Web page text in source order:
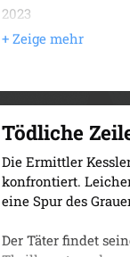
2023
während der
Julia geführten
an Szenen aus
sowohl den
untersuchen
droht die
verbergen scheint.
Tödliche
Die Ermittler
konfrontiert.
eine Spur des
Der Täter findet